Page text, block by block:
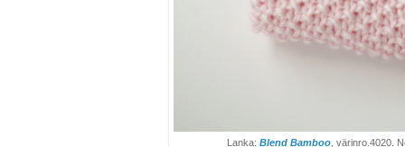
Lanka: Blend Bamboo, värinro.4020.